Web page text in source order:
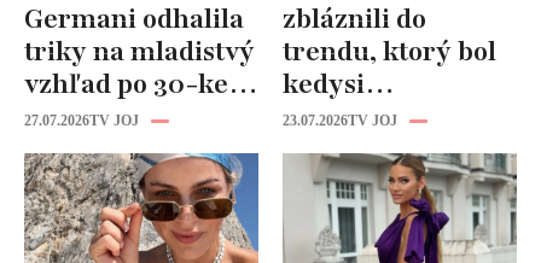
Germani odhalila
triky na mladistvý
vzhľad po 30-ke:
Fungujú lepšie
než drahá
kozmetika
27.07.2026TV JOJ
zbláznili do
trendu, ktorý bol
kedysi
katastrofou:
„Mušie nohy“ sú
späť!
23.07.2026TV JOJ